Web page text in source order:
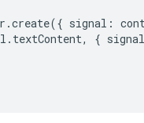
.create({ signal :
. textContent, { signal